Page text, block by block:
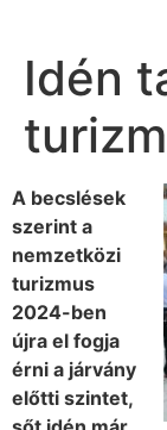
Idén
A becslések
szerint a
nemzetközi
turizmus
2024-ben
újra el fogja
érni a járvány
előtti szintet,